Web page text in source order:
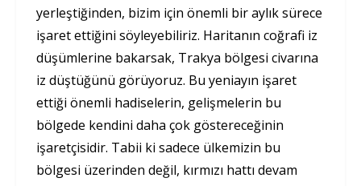
yerleştiğinden, bizim için önemli bir aylık sürece
işaret ettiğini söyleyebiliriz. Haritanın coğrafi iz
düşümlerine bakarsak, Trakya bölgesi civarına
iz düştüğünü görüyoruz. Bu yeniayın işaret
ettiği önemli hadiselerin, gelişmelerin bu
bölgede kendini daha çok göstereceğinin
işaretçisidir. Tabii ki sadece ülkemizin bu
bölgesi üzerinden değil, kırmızı hattı devam